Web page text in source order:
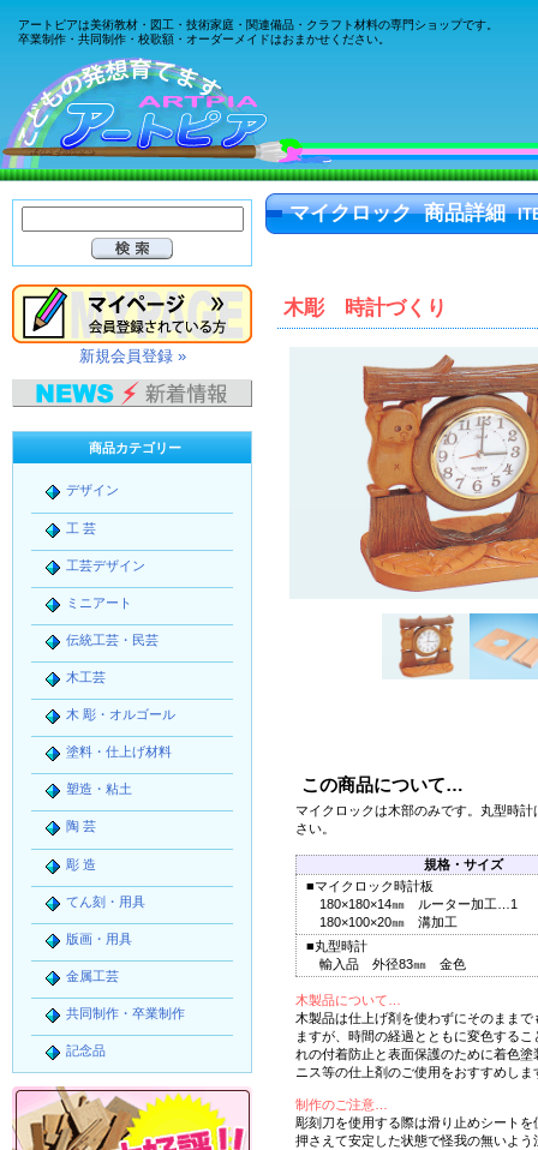
アートピアは美術教材・図工・技術家庭・関連備品・クラフト材料の専門ショップです。
卒業制作・共同制作・校歌額・オーダーメイドはおまかせください。
マイクロック 商品詳細
木彫 時計づくり
この商品について…
マイクロックは木部のみです。丸型時計
さい。
規格・サイズ
■マイクロック時計板
180×180×14㎜ ルーター加工…1
180×100×20㎜ 溝加工
■丸型時計
輸入品 外径83㎜ 金色
木製品について…
木製品は仕上げ剤を使わずにそのままで
ますが、時間の経過とともに変色する
れの付着防止と表面保護のために着色塗
ニス等の仕上剤のご使用をおすすめしま
制作のご注意…
彫刻刀を使用する際は滑り止めシートを
押さえて安定した状態で怪我の無いよう
新規会員登録 »
商品カテゴリー
デザイン
工 芸
工芸デザイン
ミニアート
伝統工芸・民芸
木工芸
木 彫・オルゴール
塗料・仕上げ材料
塑造・粘土
陶 芸
彫 造
てん刻・用具
版画・用具
金属工芸
共同制作・卒業制作
記念品